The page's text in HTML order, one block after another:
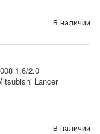
В наличии
1.6/2.0
Lancer
В наличии